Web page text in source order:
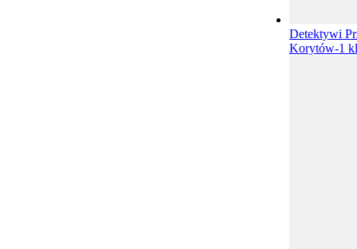
Detektywi
Korytów-1